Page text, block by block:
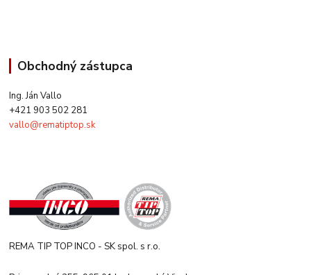
Obchodný zástupca
Ing. Ján Vallo
+421 903 502 281
vallo@rematiptop.sk
REMA TIP TOP INCO - SK spol. s r.o.